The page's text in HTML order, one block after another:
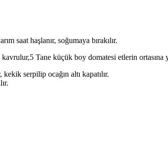
saat haşlanır, soğumaya bırakılır.
Tane küçük boy domatesi etlerin ortasına
serpilip ocağın altı kapatılır.